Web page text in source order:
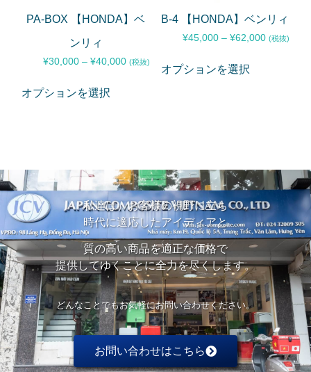
PA-BOX 【HONDA】ベ
ンリィ
¥30,000 –¥40,000 (税抜)
オプションを選択
B-4 【HONDA】ベンリィ
¥45,000 – ¥62,000 (税抜)
オプションを選択
私達は、お客様の視野に立ち
時代に適応したアイディアと
質の高い商品を適正な価格で
提供してゆくことに全力を尽くします。
どんなことでもお気軽にお問い合わせください。
お問い合わせはこちら